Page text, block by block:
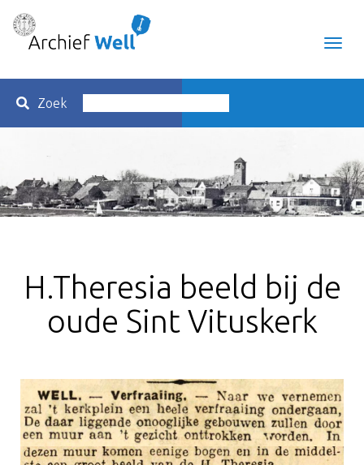
Zoek
H.Theresia beeld bij de
oude Sint Vituskerk